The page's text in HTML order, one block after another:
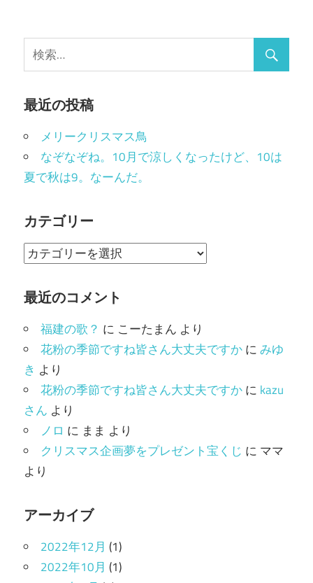
最近の投稿
メリークリスマス鳥
なぞなぞね。10月で涼しくなったけど、10は
夏で秋は9。なーんだ。
カテゴリー
カ
ゴ
ー
最近のコメント
福建の歌？ に こーたまん より
花粉の季節ですね皆さん大丈夫ですかにみゆ
き より
花粉の季節ですね皆さん大丈夫ですかに kazu
さん より
ノロ に まま より
クリスマス企画夢をプレゼント宝くじ に ママ
より
アーカイブ
2022年12月 (1)
2022年10月 (1)